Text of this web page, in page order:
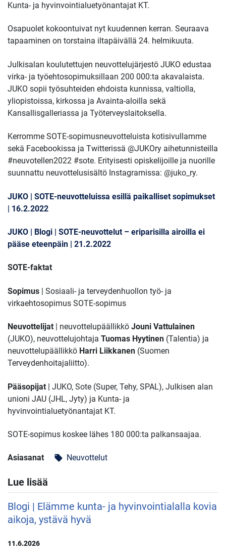
Kunta- ja hyvinvointialuetyönantajat KT.
Osapuolet kokoontuivat nyt kuudennen kerran. Seuraava
tapaaminen on torstaina iltapäivällä 24. helmikuuta.
Julkisalan koulutettujen neuvottelujärjestö JUKO edustaa
virka- ja työehtosopimuksillaan 200 000:ta akavalaista.
JUKO sopii työsuhteiden ehdoista kunnissa, valtiolla,
yliopistoissa, kirkossa ja Avainta-aloilla sekä
Kansallisgalleriassa ja Työterveyslaitoksella.
Kerromme SOTE-sopimusneuvotteluista kotisivullamme
sekä Facebookissa ja Twitterissä @JUKOry aihetunnisteilla
#neuvotellen2022 #sote. Erityisesti opiskelijoille ja nuorille
suunnattu neuvottelusisältö Instagramissa: @juko_ry.
JUKO | SOTE-neuvotteluissa esillä paikalliset sopimukset
| 16.2.2022
JUKO | Blogi | SOTE-neuvottelut – eriparisilla airoilla ei
pääse eteenpäin | 21.2.2022
SOTE-faktat
Sopimus | Sosiaali- ja terveydenhuollon työ- ja
virkaehtosopimus SOTE-sopimus
Neuvottelijat | neuvottelupäällikkö Jouni Vattulainen
(JUKO), neuvottelujohtaja Tuomas Hyytinen (Talentia) ja
neuvottelupäällikkö Harri Liikkanen (Suomen
Terveydenhoitajaliitto).
Pääsopijat | JUKO, Sote (Super, Tehy, SPAL), Julkisen alan
unioni JAU (JHL, Jyty) ja Kunta- ja
hyvinvointialuetyönantajat KT.
SOTE-sopimus koskee lähes 180 000:ta palkansaajaa.
Asiasanat local_offer Neuvottelut
Lue lisää
Blogi | Elämme kunta- ja hyvinvointialalla kovia
aikoja, ystävä hyvä
11.6.2026